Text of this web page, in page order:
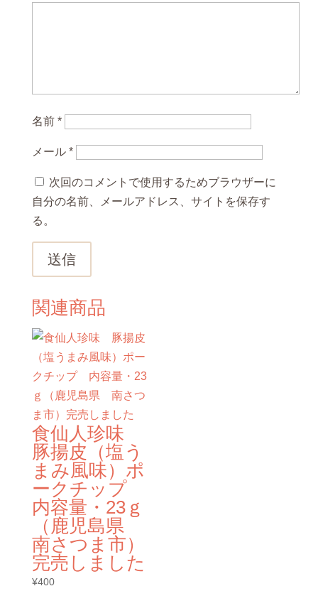
名前 *
メール *
次回のコメントで使用するためブラウザーに
自分の名前、メールアドレス、サイトを保存す
る。
送信
関連商品
食仙人珍味
豚揚皮（塩う
まみ風味）ポ
ークチップ
内容量・23ｇ
（鹿児島県
南さつま市）
完売しました
¥400